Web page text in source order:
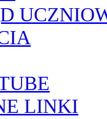
LINKI